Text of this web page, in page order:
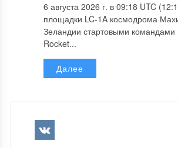
6 августа 2026 г. в 09:18 UTC
площадки LC-1A космодрома
Зеландии стартовыми командами
Rocket...
Далее